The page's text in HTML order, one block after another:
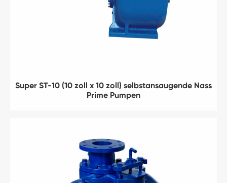
Super ST-10 (10 zoll x 10 zoll) selbstansaugende Nass
Prime Pumpen